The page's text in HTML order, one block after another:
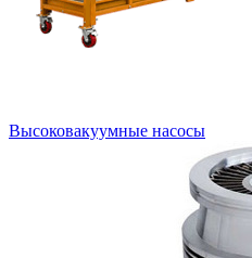
Высоковакуумные насосы